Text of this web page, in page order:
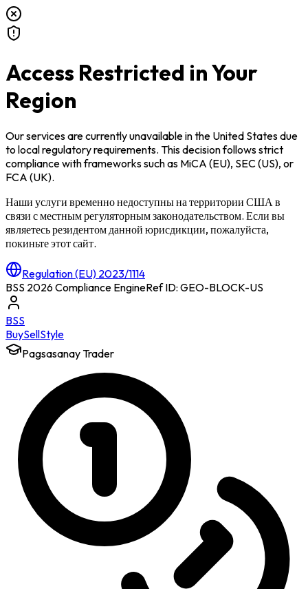
Access Restricted in Your
Region
Our services are currently unavailable inthe United Statesdue
to local regulatory requirements. This decision follows strict
compliance with frameworks such as MiCA (EU), SEC (US), or
FCA (UK).
Наши услуги временно недоступны на территории США в
связи с местным регуляторным законодательством. Если вы
являетесь резидентом данной юрисдикции, пожалуйста,
покиньте этот сайт.
Regulation (EU) 2023/1114
BSS 2026 Compliance EngineRef ID: GEO-BLOCK-US
BSS
BuySellStyle
Pagsasanay Trader